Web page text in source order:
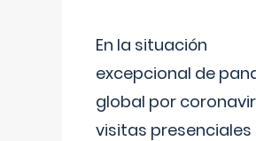
En la situación
excepcional de
global por
visitas presenciales